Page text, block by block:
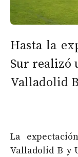
Hasta la
Sur realizó
Valladolid
La
Valladolid B y